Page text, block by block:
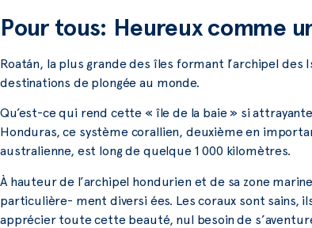
Pour tous: Heureux comme
Roatán, la plus grande des îles formant l’archipel
destinations de plongée au monde.
Qu’est-ce qui rend cette « île de la baie » si
Honduras, ce système corallien, deuxième en
australienne, est long de quelque 1 000 kilomètres.
À hauteur de l’archipel hondurien et de sa zone
particulière- ment diversi ées. Les coraux sont sains,
apprécier toute cette beauté, nul besoin de